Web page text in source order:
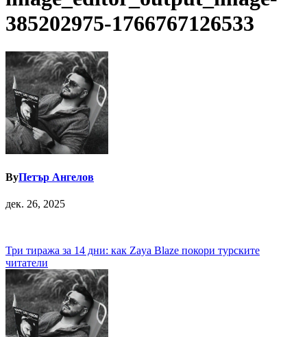
385202975-1766767126533
ByПетър Ангелов
дек. 26, 2025
Навигация
Три тиража за 14 дни: как Zaya Blaze покори турските
читатели